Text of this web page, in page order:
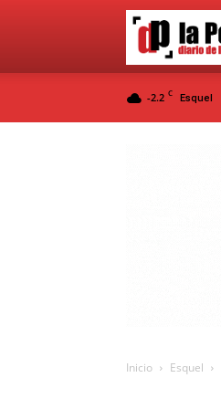
-2.2 C Esquel
Inicio Esquel